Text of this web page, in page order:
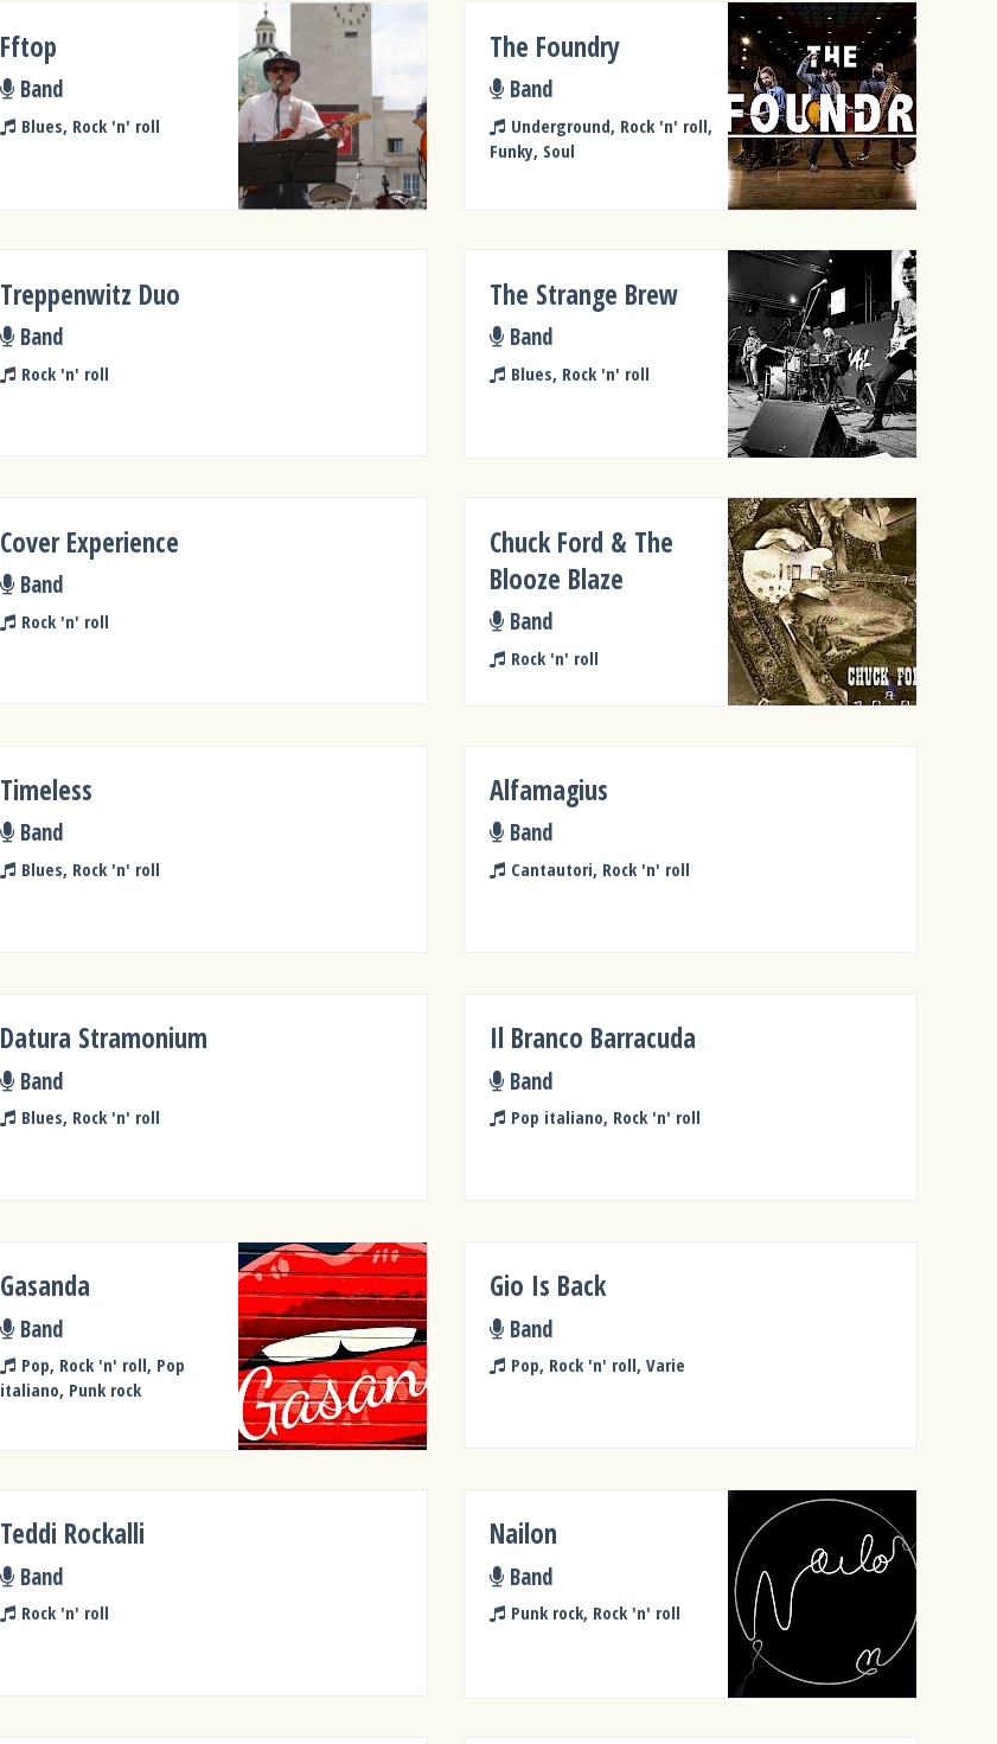
Fftop
Band
Blues, Rock 'n' roll
The Foundry
Band
Underground, Rock 'n' roll,
Funky, Soul
Treppenwitz Duo
Band
Rock 'n' roll
The Strange Brew
Band
Blues, Rock 'n' roll
Cover Experience
Band
Rock 'n' roll
Chuck Ford & The
Blooze Blaze
Band
Rock 'n' roll
Timeless
Band
Blues, Rock 'n' roll
Alfamagius
Band
Cantautori, Rock 'n' roll
Datura Stramonium
Band
Blues, Rock 'n' roll
Il Branco Barracuda
Band
Pop italiano, Rock 'n' roll
Gasanda
Band
Pop, Rock 'n' roll, Pop
italiano, Punk rock
Gio Is Back
Band
Pop, Rock 'n' roll, Varie
Teddi Rockalli
Band
Rock 'n' roll
Nailon
Band
Punk rock, Rock 'n' roll